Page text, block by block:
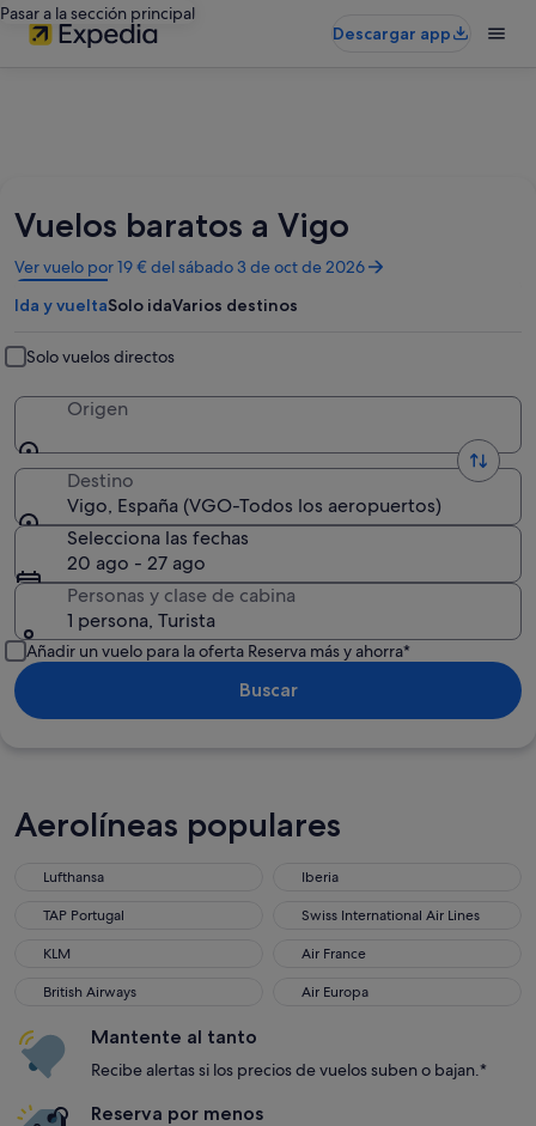
Pasar a la sección principal
Descargar app
Vuelos baratos a Vigo
Ver vuelo por 19 € del sábado 3 de oct de 2026
Se
abre
en
ventana
nueva
Ida y vueltaSolo idaVarios destinos
Solo vuelos directos
Origen
Destino
Vigo, España (VGO-Todos los aeropuertos)
Selecciona las fechas
20 ago - 27 ago
Personas y clase de cabina
1 persona, Turista
Añadir un vuelo para la oferta Reserva más y ahorra*
Buscar
Aerolíneas populares
Lufthansa
Lufthansa Iberia
Iberia
TAP Portugal
TAP Portugal Swiss International Air Lines
Swiss International Air Lines
KLM
KLM Air France
Air France
British Airways
British Airways Air Europa
Air Europa
Mantente al tanto
Recibe alertas si los precios de vuelos suben o bajan.*
Reserva por menos